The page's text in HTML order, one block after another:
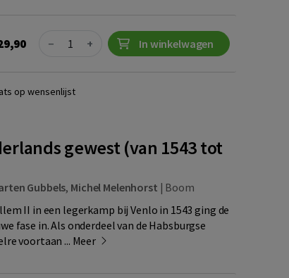
Quantity
− + In winkelwagen
op wensenlijst
gewest (van 1543 tot
Gubbels, Michel Melenhorst | Boom
II in een legerkamp bij Venlo in 1543 ging de
fase in. Als onderdeel van de Habsburgse
voortaan ... Meer